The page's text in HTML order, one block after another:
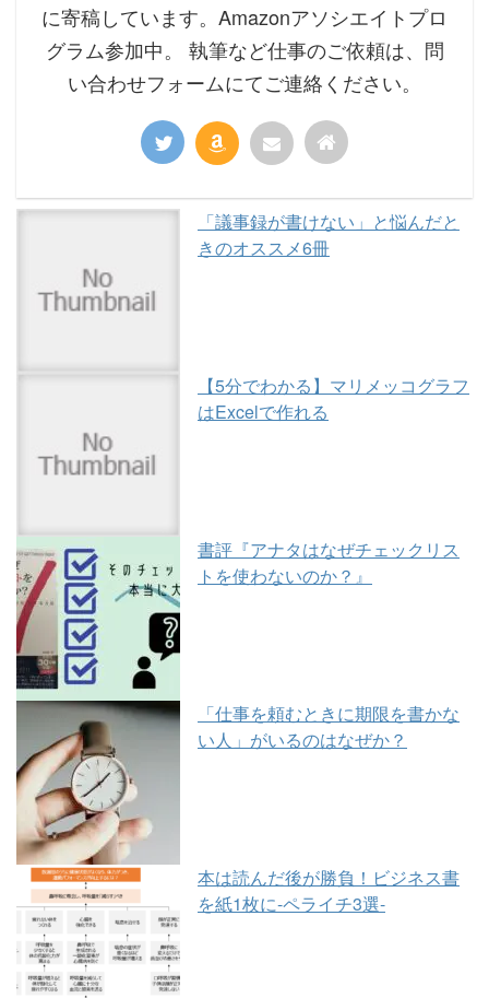
に寄稿しています。Amazonアソシエイトプロ
グラム参加中。 執筆など仕事のご依頼は、問
い合わせフォームにてご連絡ください。
「議事録が書けない」と悩んだと
きのオススメ6冊
【5分でわかる】マリメッコグラフ
はExcelで作れる
書評『アナタはなぜチェックリス
トを使わないのか？』
「仕事を頼むときに期限を書かな
い人」がいるのはなぜか？
本は読んだ後が勝負！ビジネス書
を紙1枚に-ペライチ3選-